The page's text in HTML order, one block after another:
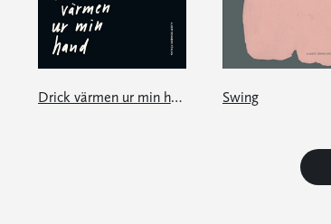
Drick värmen ur min hand Swing